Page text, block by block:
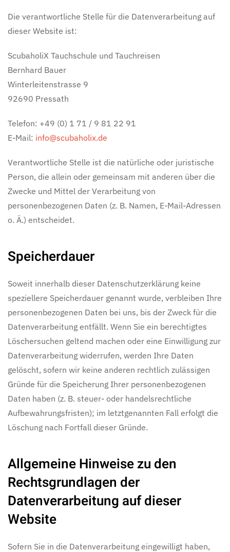
Die verantwortliche Stelle für die Datenverarbeitung auf
dieser Website ist:
ScubaholiX Tauchschule und Tauchreisen
Bernhard Bauer
Winterleitenstrasse 9
92690 Pressath
Telefon: +49 (0) 1 71 / 9 81 22 91
E-Mail: info@scubaholix.de
Verantwortliche Stelle ist die natürliche oder juristische
Person, die allein oder gemeinsam mit anderen über die
Zwecke und Mittel der Verarbeitung von
personenbezogenen Daten (z. B. Namen, E-Mail-Adressen
o. Ä.) entscheidet.
Speicherdauer
Soweit innerhalb dieser Datenschutzerklärung keine
speziellere Speicherdauer genannt wurde, verbleiben Ihre
personenbezogenen Daten bei uns, bis der Zweck für die
Datenverarbeitung entfällt. Wenn Sie ein berechtigtes
Löschersuchen geltend machen oder eine Einwilligung zur
Datenverarbeitung widerrufen, werden Ihre Daten
gelöscht, sofern wir keine anderen rechtlich zulässigen
Gründe für die Speicherung Ihrer personenbezogenen
Daten haben (z. B. steuer- oder handelsrechtliche
Aufbewahrungsfristen); im letztgenannten Fall erfolgt die
Löschung nach Fortfall dieser Gründe.
Allgemeine Hinweise zu den
Rechtsgrundlagen der
Datenverarbeitung auf dieser
Website
Sofern Sie in die Datenverarbeitung eingewilligt haben,